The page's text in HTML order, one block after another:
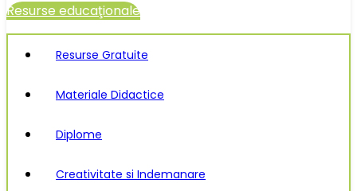
Resurse educaţionale
Resurse Gratuite
Materiale Didactice
Diplome
Creativitate si Indemanare